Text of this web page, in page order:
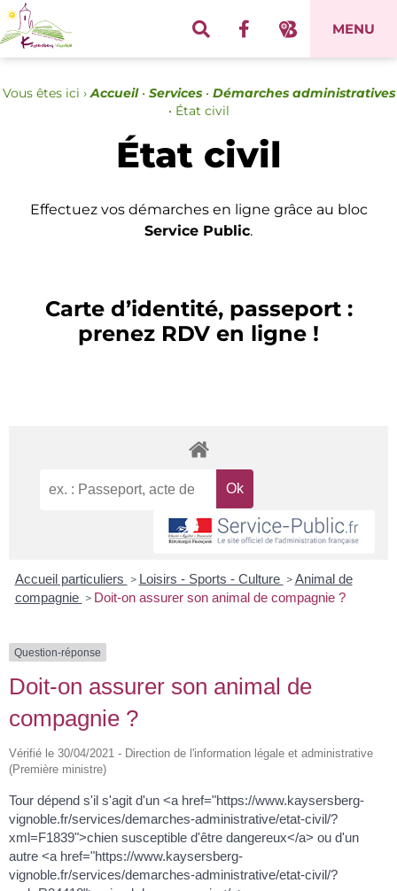
MENU
Vous êtes ici › Accueil• Services• Démarches administratives
• État civil
État civil
Effectuez vos démarches en ligne grâce au bloc
Service Public.
Carte d’identité, passeport :
prenez RDV en ligne !
Accueil particuliers > Loisirs - Sports - Culture > Animal de
compagnie > Doit-on assurer son animal de compagnie ?
Question-réponse
Doit-on assurer son animal de
compagnie ?
Vérifié le 30/04/2021 - Direction de l'information légale et administrative
(Première ministre)
Tour dépend s'il s'agit d'un <a href="https://www.kaysersberg-
vignoble.fr/services/demarches-administrative/etat-civil/?
xml=F1839">chien susceptible d'être dangereux</a> ou d'un
autre <a href="https://www.kaysersberg-
vignoble.fr/services/demarches-administrative/etat-civil/?
Panneau de gestion des cookies